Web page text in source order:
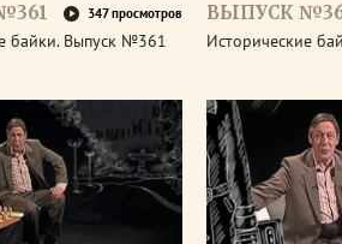
347 просмотров
байки. Выпуск №361
ВЫПУСК
Исторические